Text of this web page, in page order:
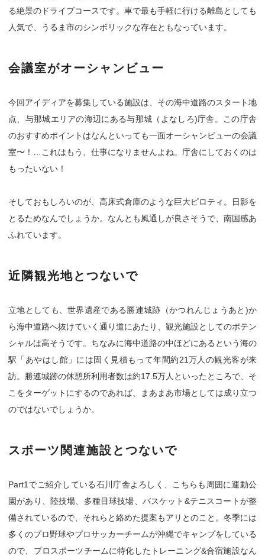
る絶景のドライブコースです。車で最も手軽に行ける離島としても
人気で、うるま市のシンボリックな存在ともなっています。
会議室がオーシャンビュー
今回アイディアを募集している施設は、その海中道路のスタート地
点、与那城エリアの海辺にある与那城（よなしろ)庁舎。この庁舎
のおすすめポイントはなんといっても一面オーシャンビューの会議
室〜！…これはもう、仕事になりませんよね。庁舎にしておくのは
もったいない！
そしておもしろいのが、高床式倉庫のような巨大ピロティ。日影を
とるためなんでしょうか。なんとも風通しが良さそうで、南国感あ
ふれています。
近隣観光地とつないで
立地としても、世界遺産である勝連城跡（かつれんじょうあと)か
ら海中道路へ抜けていく通り道にあたり、観光施設としてのポテン
シャルは高そうです。ちなみに海中道路の中ほどにあるという海の
駅「あやはし館」には固く見積もって年間約21万人の観光客が来
訪。勝連城跡の休憩所利用者数は約17.5万人といったところで、そ
こをターゲットにするのであれば、まあまあ市場としては成り立つ
のではないでしょうか。
スポーツ関連施設とつないで
Part1でご紹介している石川庁舎よろしく、こちらも周囲に運動公
園があり、陸技場、多種目球技場、バスケット&テニスコートが整
備されているので、それらと絡めた提案もアリとのこと。冬季には
多くのプロ野球やプロサッカーチームが沖縄でキャンプをしている
ので、プロスポーツチームに特化したトレーニング&合宿施設なん